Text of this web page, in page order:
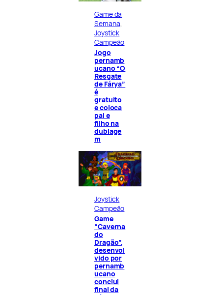
Game da
Semana
Joystick
Campeão
Jogo
pernamb
ucano “O
Resgate
de Fárya”
é
gratuito
e coloca
pai e
filho na
dublage
m
Joystick
Campeão
Game
“Caverna
do
Dragão”,
desenvol
vido por
pernamb
ucano
conclui
final da